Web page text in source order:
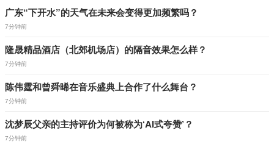
广东“下开水”的天气在未来会变得更加频繁吗？
7分钟前
隆晟精品酒店（北郊机场店）的隔音效果怎么样？
7分钟前
陈伟霆和曾舜晞在音乐盛典上合作了什么舞台？
7分钟前
沈梦辰父亲的主持评价为何被称为‘AI式夸赞’？
7分钟前